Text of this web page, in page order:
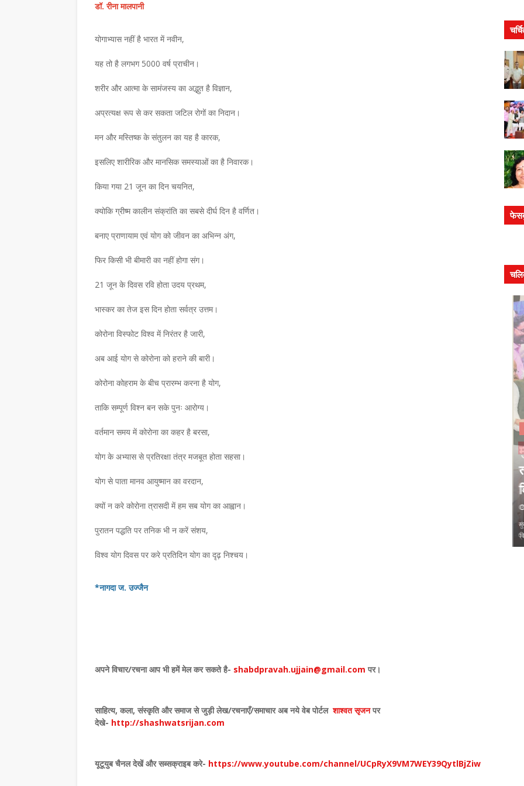
डॉ. रीना मालपानी
योगाभ्यास नहीं है भारत में नवीन,
यह तो है लगभग 5000 वर्ष प्राचीन।
शरीर और आत्मा के सामंजस्य का अद्भुत है विज्ञान,
अप्रत्यक्ष रूप से कर सकता जटिल रोगों का निदान।
मन और मस्तिष्क के संतुलन का यह है कारक,
इसलिए शारीरिक और मानसिक समस्याओं का है निवारक।
किया गया 21 जून का दिन चयनित,
क्योकि ग्रीष्म कालीन संक्रांति का सबसे दीर्घ दिन है वर्णित।
बनाए प्राणायाम एवं योग को जीवन का अभिन्न अंग,
फिर किसी भी बीमारी का नहीं होगा संग।
21 जून के दिवस रवि होता उदय प्रथम,
भास्कर का तेज इस दिन होता सर्वत्र उत्तम।
कोरोना विस्फोट विश्व में निरंतर है जारी,
अब आई योग से कोरोना को हराने की बारी।
कोरोना कोहराम के बीच प्रारम्भ करना है योग,
ताकि सम्पूर्ण विश्न बन सके पुनः आरोग्य।
वर्तमान समय में कोरोना का कहर है बरसा,
योग के अभ्यास से प्रतिरक्षा तंत्र मजबूत होता सहसा।
योग से पाता मानव आयुष्मान का वरदान,
क्यों न करे कोरोना त्रासदी में हम सब योग का आह्वान।
पुरातन पद्धति पर तनिक भी न करें संशय,
विश्व योग दिवस पर करे प्रतिदिन योग का दृढ़ निश्चय।
*नागदा ज. उज्जैन
अपने विचार/रचना आप भी हमें मेल कर सकते है- shabdpravah.ujjain@gmail.com पर।
साहित्य, कला, संस्कृति और समाज से जुड़ी लेख/रचनाएँ/समाचार अब नये वेब पोर्टल शाश्वत सृजन पर
देखे- http://shashwatsrijan.com
यूटूयुब चैनल देखें और सब्सक्राइब करे- https://www.youtube.com/channel/UCpRyX9VM7WEY39QytlBjZiw
पंत दादा- हिंदी
,
सम्मानित
July 30, 2026
लघुकथाकार सुपेकर राजस्थान में सम्मानितउज्जैन। हिंदी पुस्तकालय
समिति, डीग, राजस्थान के …